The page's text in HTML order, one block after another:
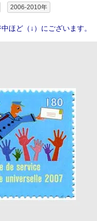
2006-2010年
ほど（↓）にございます。